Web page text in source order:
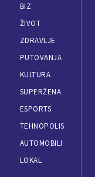
BIZ
ŽIVOT
ZDRAVLJE
PUTOVANJA
KULTURA
SUPERŽENA
ESPORTS
TEHNOPOLIS
AUTOMOBILI
LOKAL